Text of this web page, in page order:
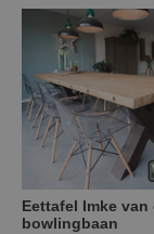
Eettafel Imke van
bowlingbaan